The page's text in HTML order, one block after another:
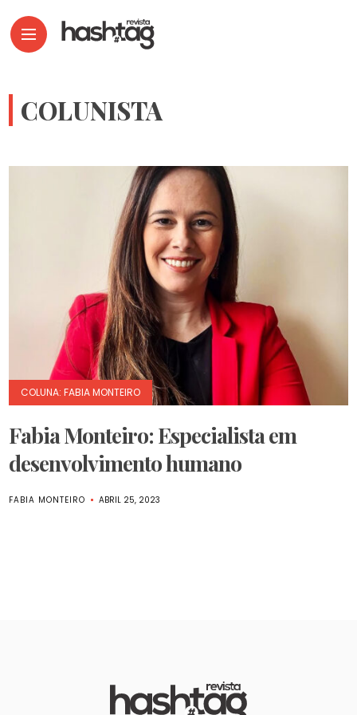
COLUNISTA
COLUNA: FABIA MONTEIRO
Fabia Monteiro: Especialista em
desenvolvimento humano
FABIA MONTEIRO ABRIL 25, 2023